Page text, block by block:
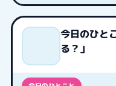
今日のひと
る？」